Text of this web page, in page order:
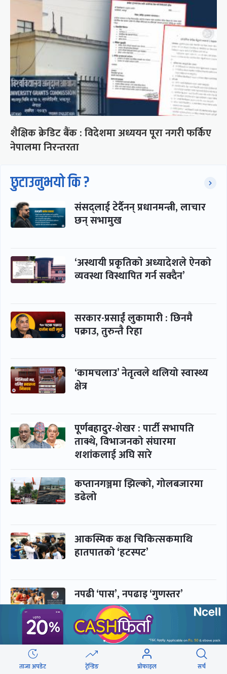
शैक्षिक क्रेडिट बैंक : विदेशमा अध्ययन पूरा नगरी फर्किए
नेपालमा निरन्तरता
छुटाउनुभयो कि ?
संसद्लाई टेर्दैनन् प्रधानमन्त्री, लाचार
छन् सभामुख
‘अस्थायी प्रकृतिको अध्यादेशले ऐनको
व्यवस्था विस्थापित गर्न सक्दैन’
सरकार-प्रसाईं लुकामारी : छिनमै
पक्राउ, तुरुन्तै रिहा
‘कामचलाउ’ नेतृत्वले थलियो स्वास्थ्य
क्षेत्र
पूर्णबहादुर-शेखर : पार्टी सभापति
ताक्थे, विभाजनको संघारमा
शशांकलाई अघि सारे
कप्तानगञ्जमा झिल्को, गोलबजारमा
डढेलो
आकस्मिक कक्ष चिकित्सकमाथि
हातपातको ‘हटस्पट’
नपढी ‘पास’, नपढाइ ‘गुणस्तर’
ताजा अपडेट ट्रेन्डिङ प्रोफाइल सर्च
समाचार